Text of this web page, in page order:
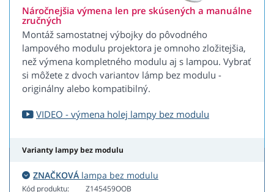
Náročnejšia výmena len pre skúsených a manuálne
zručných
Montáž samostatnej výbojky do pôvodného
lampového modulu projektora je omnoho zložitejšia,
než výmena kompletného modulu aj s lampou. Vybrať
si môžete z dvoch variantov lámp bez modulu -
originálny alebo kompatibilný.
VIDEO - výmena holej lampy bez modulu
Varianty lampy bez modulu
ZNAČKOVÁ lampa bez modulu
Kód produktu: Z145459OOB